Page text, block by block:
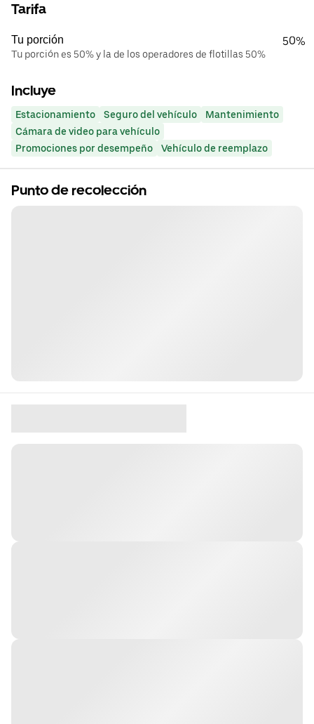
Tarifa
Tu porción
Tu porción es 50% y la de los operadores de flotillas 50%
50%
Incluye
Estacionamiento Seguro del vehículo
Mantenimiento
Cámara de video para vehículo
Promociones por desempeño
Vehículo de reemplazo
Punto de recolección